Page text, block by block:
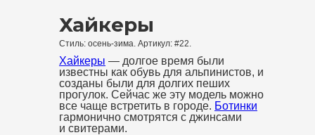
Хайкеры — долгое время были
известны как обувь для альпинистов, и
созданы были для долгих пеших
прогулок. Сейчас же эту модель можно
все чаще встретить в городе. Ботинки
гармонично смотрятся с джинсами
и свитерами.
Cтиль: осень-зима. Артикул: #22.
Хайкеры